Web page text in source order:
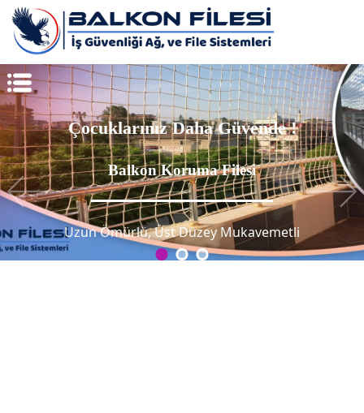
Çocuklarınız Daha Güvende !
Balkon Koruma Filesi
Uzun Ömürlü, Üst Düzey Mukavemetli